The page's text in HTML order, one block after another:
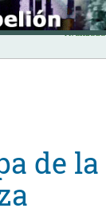
Avanzada
de la